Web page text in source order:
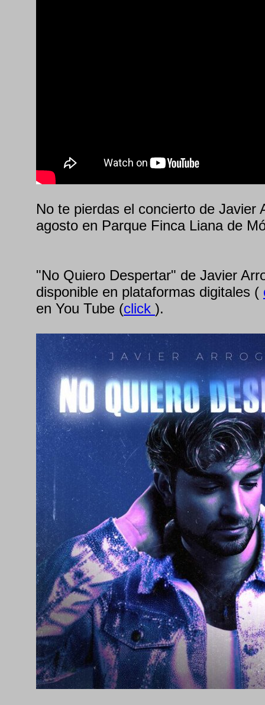
No te pierdas el concierto de Javier
agosto en Parque Finca Liana de
"No Quiero Despertar" de Javier
disponible en plataformas digitales (
en You Tube (click ).